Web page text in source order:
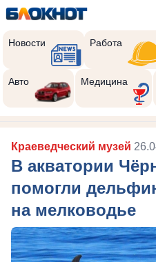
Новости Работа
Авто Медицина
Краеведческий музей
В акватории
помогли
на мелководье